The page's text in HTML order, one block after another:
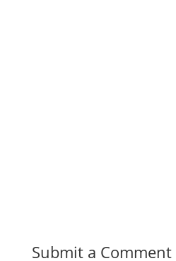
Submit a Comment